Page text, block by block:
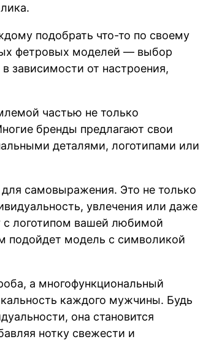
подобрать что-то по своему
фетровых моделей — выбор
зависимости от настроения,
частью не только
бренды предлагают свои
деталями, логотипами или
самовыражения. Это не только
увлечения или даже
с логотипом вашей любимой
подойдет модель с символикой
а многофункциональный
каждого мужчины. Будь
она становится
нотку свежести и
BREAKING NEWS ///